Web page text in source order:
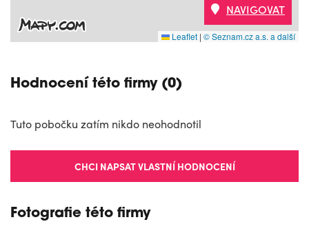
Leaflet | © Seznam.cz a.s. a další
NAVIGOVAT
Hodnocení této firmy (0)
Tuto pobočku zatím nikdo neohodnotil
CHCI NAPSAT VLASTNÍ HODNOCENÍ
Fotografie této firmy